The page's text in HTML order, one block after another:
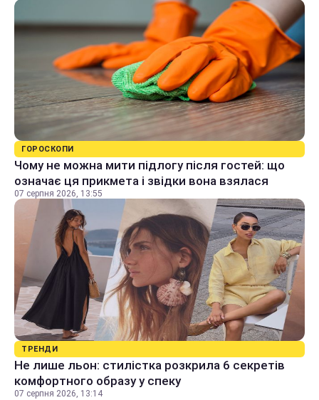
ГОРОСКОПИ
Чому не можна мити підлогу після гостей: що
означає ця прикмета і звідки вона взялася
07 серпня 2026, 13:55
ТРЕНДИ
Не лише льон: стилістка розкрила 6 секретів
комфортного образу у спеку
07 серпня 2026, 13:14